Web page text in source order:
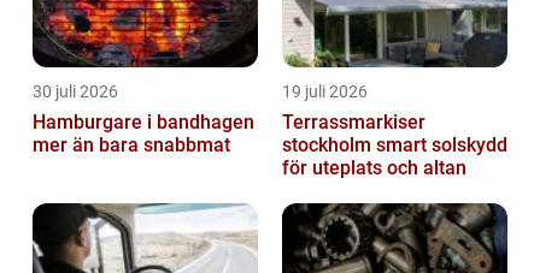
30 juli 2026
Hamburgare i bandhagen
mer än bara snabbmat
19 juli 2026
Terrassmarkiser
stockholm smart solskydd
för uteplats och altan